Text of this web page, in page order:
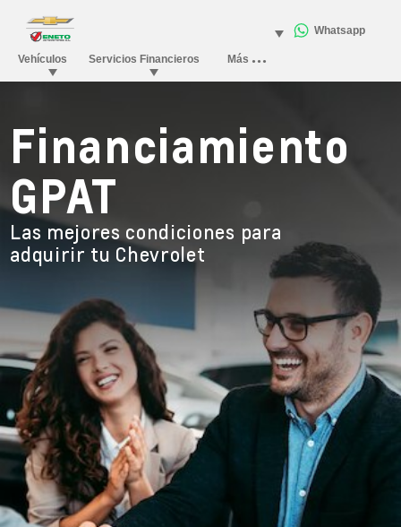
Financiamiento
GPAT
Las mejores condiciones para
adquirir tu Chevrolet